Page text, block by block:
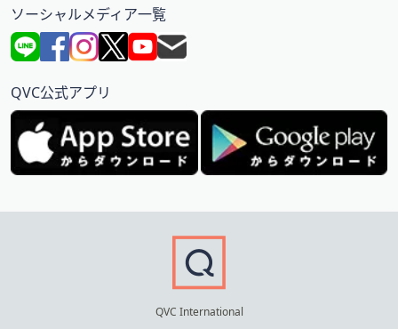
ソーシャルメディア一覧
QVC公式アプリ
QVC International